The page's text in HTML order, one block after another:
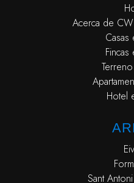
Acerca de
Casas
Fincas
Hotel
Sant